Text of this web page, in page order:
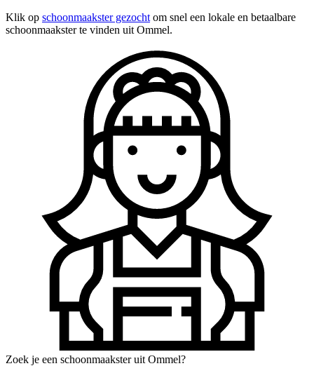
Klik op schoonmaakster gezocht om snel een lokale en betaalbare
schoonmaakster te vinden uit Ommel.
Zoek je een schoonmaakster uit Ommel?